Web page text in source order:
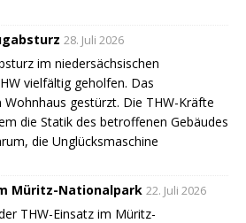
28. Juli 2026
im niedersächsischen
vielfältig geholfen. Das
Wohnhaus gestürzt. Die THW-Kräfte
die Statik des betroffenen Gebäudes
die Unglücksmaschine
Müritz-Nationalpark 22. Juli 2026
THW-Einsatz im Müritz-